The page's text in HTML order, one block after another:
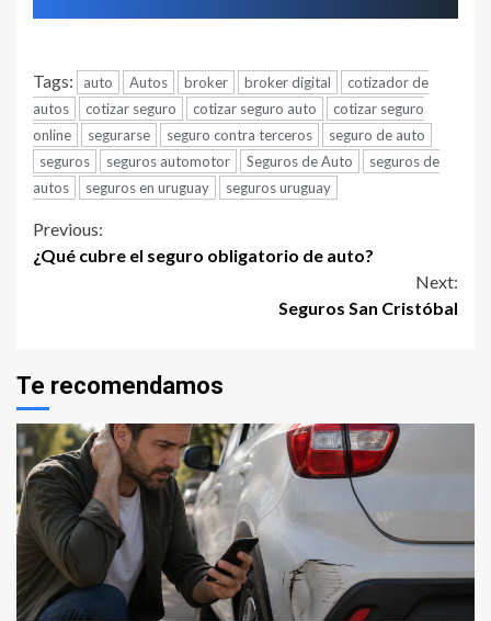
Tags: auto Autos broker broker digital
cotizador de
autos
cotizar seguro cotizar seguro auto
cotizar seguro
online
segurarse seguro contra terceros
seguro de auto
seguros
seguros automotor Seguros de Auto
seguros de
autos
seguros en uruguay seguros uruguay
Continue
Previous:
¿Qué cubre el seguro obligatorio de auto?
Next:
Seguros San Cristóbal
Te recomendamos